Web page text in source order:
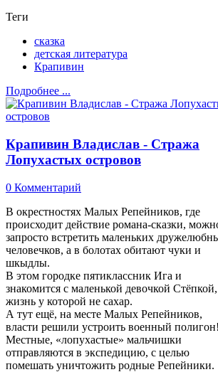
Теги
сказка
детская литература
Крапивин
Подробнее ...
Крапивин Владислав - Стража
Лопухастых островов
0 Комментарий
В окрестностях Малых Репейников, где
происходит действие романа-сказки,
запросто встретить маленьких
человечков, а в болотах обитают чуки и
шкыдлы.
В этом городке пятиклассник Ига и
знакомится с маленькой девочкой Стёпкой,
жизнь у которой не сахар.
А тут ещё, на месте Малых Репейников,
власти решили устроить военный
Местные, «лопухастые» мальчишки
отправляются в экспедицию, с целью
помешать уничтожить родные Репейники.